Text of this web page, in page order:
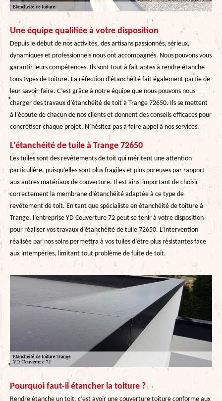
Une équipe qualifiée à votre disposition
Depuis le début de nos activités, des artisans passionnés, sérieux,
dynamiques et professionnels nous ont accompagnés. Nous pouvons vous
garantir leurs compétences. Ils sont tout à fait aptes à rendre étanche
tous types de toiture. La réfection d’étanchéité fait également partie de
leur savoir-faire. C’est grâce à notre équipe que nous pouvons nous
charger des travaux d’étanchéité de toit à Trange 72650. Ils se mettent
à l’écoute de chacun de nos clients et donnent des conseils efficaces pour
concrétiser chaque projet. N’hésitez pas à faire appel à nos services.
L’étanchéité de tuile à Trange 72650
Les tuiles sont des revêtements de toit qui méritent une attention
particulière, puisqu’elles sont plus fragiles et plus poreuses par rapport
aux autres matériaux de couverture. Il est ainsi important de choisir
correctement la membrane d’étanchéité adaptée à ce type de
revêtement de toit. En tant que spécialiste en étanchéité de toiture à
Trange, l’entreprise YD Couverture 72 peut se tenir à votre disposition
pour réaliser vos travaux d’étanchéité de tuile 72650. L’intervention
réalisée par nos soins permettra à vos tuiles d’être plus résistantes face
aux intempéries, limitant tout problème de fuite de toit.
Pourquoi faut-il étancher la toiture ?
Rendre étanche un toit, c’est avoir une couverture toiture conforme aux